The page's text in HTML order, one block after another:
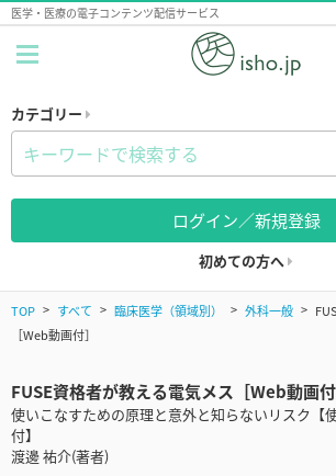
医学・医療の電子コンテンツ配信サービス
カテゴリー
ログイン／新規登録
初めての方へ
TOP すべて 臨床医学（領域別） 外科一般
［Web動画付］
FUSE資格者が教える電気メス［Web動画付
使いこなすための原理と意外と知らないリスク【
付】
渡邊 祐介(著者)